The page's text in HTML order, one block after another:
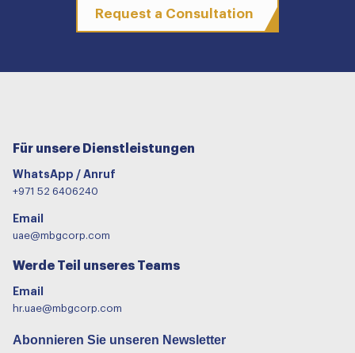
Request a Consultation
Für unsere Dienstleistungen
WhatsApp / Anruf
+971 52 6406240
Email
uae@mbgcorp.com
Werde Teil unseres Teams
Email
hr.uae@mbgcorp.com
Abonnieren Sie unseren Newsletter